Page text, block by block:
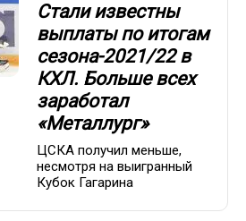
Стали известны
выплаты по итогам
сезона-2021/22 в
КХЛ. Больше всех
заработал
«Металлург»
ЦСКА получил меньше,
несмотря на выигранный
Кубок Гагарина